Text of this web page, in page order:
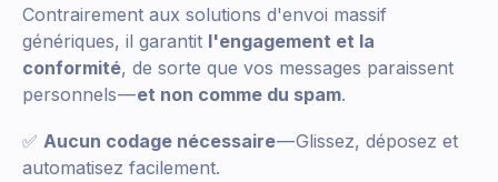
Contrairement aux solutions d'envoi massif
génériques, il garantit l'engagement et la
conformité, de sorte que vos messages paraissent
personnels —et non comme du spam.
✅ Aucun codage nécessaire— Glissez, déposez et
automatisez facilement.